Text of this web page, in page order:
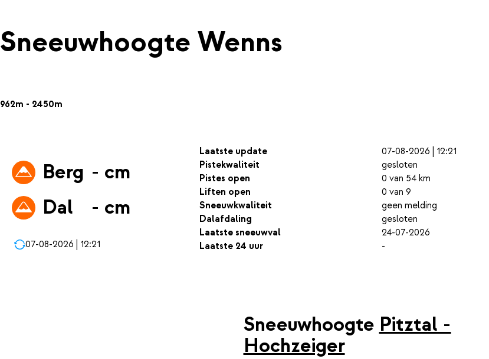
Sneeuwhoogte Wenns
962m - 2450m
Berg - cm
Dal
- cm
07-08-2026 | 12:21
Laatste update
07-08-2026 | 12:21
Pistekwaliteit
gesloten
Pistes open
0 van 54 km
Liften open
0 van 9
Sneeuwkwaliteit
geen melding
Dalafdaling
gesloten
Laatste sneeuwval
24-07-2026
Laatste 24 uur
-
Sneeuwhoogte Pitztal -
Hochzeiger